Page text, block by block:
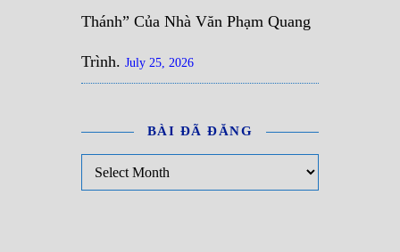
Thánh” Của Nhà Văn Phạm Quang
Trình. July 25, 2026
BÀI ĐÃ ĐĂNG